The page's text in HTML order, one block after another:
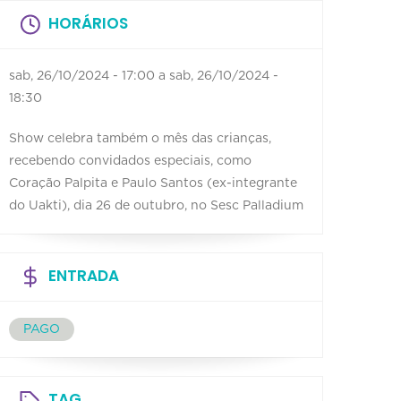
HORÁRIOS
sab, 26/10/2024 - 17:00 a sab, 26/10/2024 -
18:30
Show celebra também o mês das crianças,
recebendo convidados especiais, como
Coração Palpita e Paulo Santos (ex-integrante
do Uakti), dia 26 de outubro, no Sesc Palladium
ENTRADA
PAGO